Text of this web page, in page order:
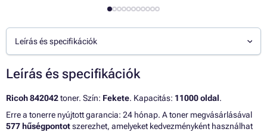
Leírás és specifikációk
Leírás és specifikációk
Ricoh 842042toner. Szín: Fekete. Kapacitás: 11000 oldal.
Erre a tonerre nyújtott garancia: 24 hónap. A toner megvásárlásával
577 hűségpontotszerezhet, amelyeket kedvezményként használhat